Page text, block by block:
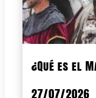
¿Qué es el
27/07/2026